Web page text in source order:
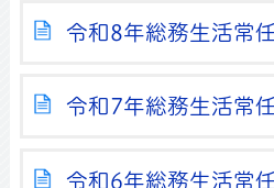
令和8年総務生活常
令和7年総務生活常
令和6年総務生活常